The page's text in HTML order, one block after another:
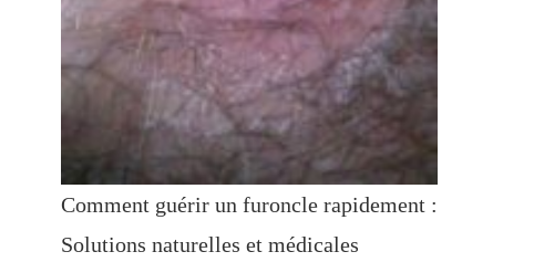
Comment guérir un furoncle rapidement :
Solutions naturelles et médicales